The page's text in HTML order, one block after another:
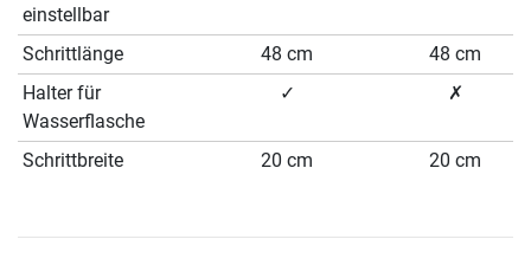
einstellbar
Schrittlänge 48 cm
48 cm
Halter für
Wasserflasche
✓ ✗
Schrittbreite 20 cm 20 cm